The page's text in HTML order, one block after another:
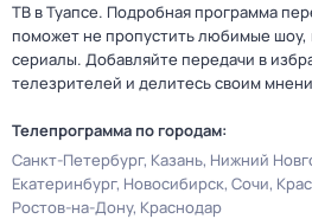
ТВ в Туапсе. Подробная программа
поможет не пропустить любимые
сериалы. Добавляйте передачи в
телезрителей и делитесь своим
Телепрограмма по городам:
Санкт-Петербург Казань Нижний
Екатеринбург Новосибирск Сочи
Ростов-на-Дону Краснодар